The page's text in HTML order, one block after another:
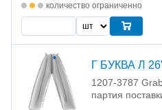
количество ограниченно
Г БУКВА Л
1207-3787
партия